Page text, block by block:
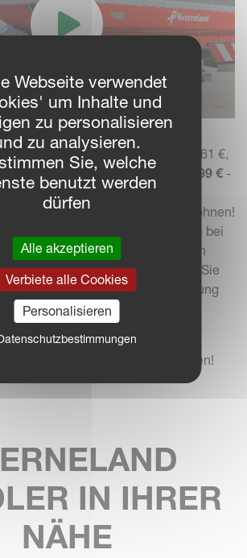
hat einen Wert von 2 161 €,
Zeit erhalten Sie es für
499 € -
alles. Sobald Sie erfolgreich
wir Sie für diesen Schritt belohnen!
Gutschein von
, den Sie bei
für Ersatzteile oder Maschinen
Sie können das Geld, das Sie
haben, für die Weiterentwicklung
Und Sie bleiben für die
verbunden.
nach weiteren Informationen!
IN IHRER
NÄHE
Webseite verwendet
um Inhalte und
zu personalisieren
zu analysieren.
Sie, welche
benutzt werden
dürfen
Alle akzeptieren
Verbiete alle Cookies
Personalisieren